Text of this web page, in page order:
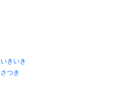
きいき
つき